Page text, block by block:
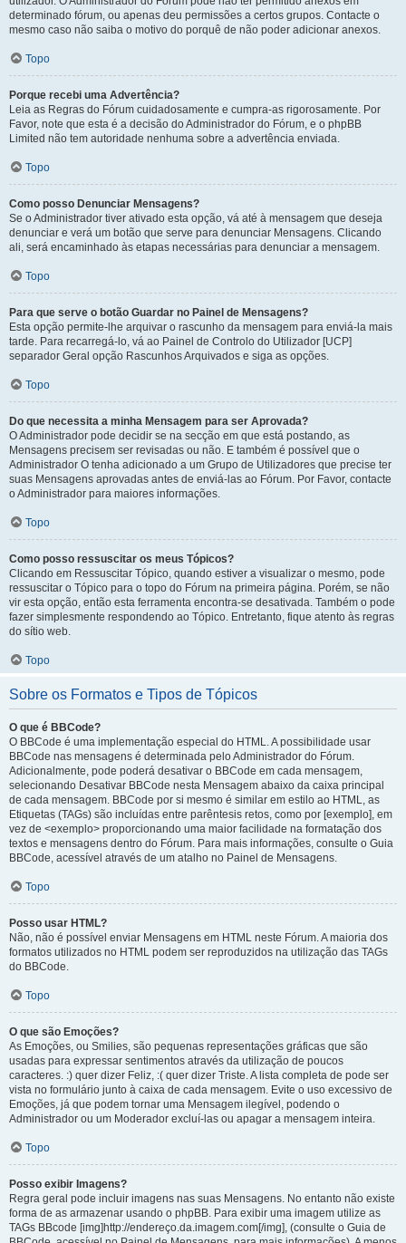
determinado fórum, ou apenas deu permissões a certos grupos. Contacte o
mesmo caso não saiba o motivo do porquê de não poder adicionar anexos.
Topo
Porque recebi uma Advertência?
Leia as Regras do Fórum cuidadosamente e cumpra-as rigorosamente. Por
Favor, note que esta é a decisão do Administrador do Fórum, e o phpBB
Limited não tem autoridade nenhuma sobre a advertência enviada.
Topo
Como posso Denunciar Mensagens?
Se o Administrador tiver ativado esta opção, vá até à mensagem que deseja
denunciar e verá um botão que serve para denunciar Mensagens. Clicando
ali, será encaminhado às etapas necessárias para denunciar a mensagem.
Topo
Para que serve o botão Guardar no Painel de Mensagens?
Esta opção permite-lhe arquivar o rascunho da mensagem para enviá-la mais
tarde. Para recarregá-lo, vá ao Painel de Controlo do Utilizador [UCP]
separador Geral opção Rascunhos Arquivados e siga as opções.
Topo
Do que necessita a minha Mensagem para ser Aprovada?
O Administrador pode decidir se na secção em que está postando, as
Mensagens precisem ser revisadas ou não. E também é possível que o
Administrador O tenha adicionado a um Grupo de Utilizadores que precise ter
suas Mensagens aprovadas antes de enviá-las ao Fórum. Por Favor, contacte
o Administrador para maiores informações.
Topo
Como posso ressuscitar os meus Tópicos?
Clicando em Ressuscitar Tópico, quando estiver a visualizar o mesmo, pode
ressuscitar o Tópico para o topo do Fórum na primeira página. Porém, se não
vir esta opção, então esta ferramenta encontra-se desativada. Também o pode
fazer simplesmente respondendo ao Tópico. Entretanto, fique atento às regras
do sítio web.
Topo
Sobre os Formatos e Tipos de Tópicos
O que é BBCode?
O BBCode é uma implementação especial do HTML. A possibilidade usar
BBCode nas mensagens é determinada pelo Administrador do Fórum.
Adicionalmente, pode poderá desativar o BBCode em cada mensagem,
selecionando Desativar BBCode nesta Mensagem abaixo da caixa principal
de cada mensagem. BBCode por si mesmo é similar em estilo ao HTML, as
Etiquetas (TAGs) são incluídas entre parêntesis retos, como por [exemplo], em
vez de <exemplo> proporcionando uma maior facilidade na formatação dos
textos e mensagens dentro do Fórum. Para mais informações, consulte o Guia
BBCode, acessível através de um atalho no Painel de Mensagens.
Topo
Posso usar HTML?
Não, não é possível enviar Mensagens em HTML neste Fórum. A maioria dos
formatos utilizados no HTML podem ser reproduzidos na utilização das TAGs
do BBCode.
Topo
O que são Emoções?
As Emoções, ou Smilies, são pequenas representações gráficas que são
usadas para expressar sentimentos através da utilização de poucos
caracteres. :) quer dizer Feliz, :( quer dizer Triste. A lista completa de pode ser
vista no formulário junto à caixa de cada mensagem. Evite o uso excessivo de
Emoções, já que podem tornar uma Mensagem ilegível, podendo o
Administrador ou um Moderador excluí-las ou apagar a mensagem inteira.
Topo
Posso exibir Imagens?
Regra geral pode incluir imagens nas suas Mensagens. No entanto não existe
forma de as armazenar usando o phpBB. Para exibir uma imagem utilize as
TAGs BBcode [img]http://endereço.da.imagem.com[/img], (consulte o Guia de